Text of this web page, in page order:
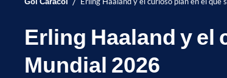
Erling Haaland y el
Mundial 2026